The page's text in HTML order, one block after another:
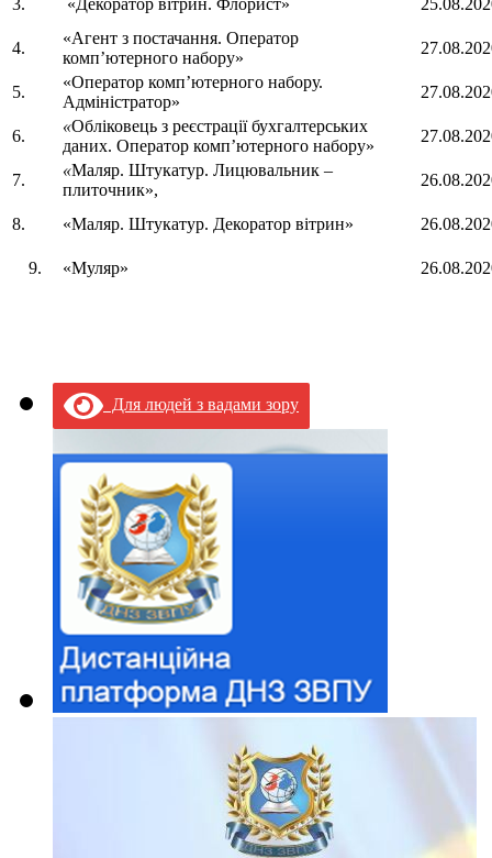
4.
«Агент з постачання. Оператор
комп’ютерного набору»
5.
«Оператор комп’ютерного набору.
Адміністратор»
6.
«Обліковець з реєстрації бухгалтерських
даних. Оператор комп’ютерного набору»
7.
«Маляр. Штукатур. Лицювальник –
плиточник»,
8. «Маляр. Штукатур. Декоратор вітрин»
9. «Муляр»
Для людей з вадами зору